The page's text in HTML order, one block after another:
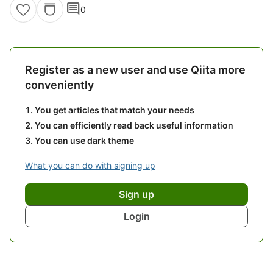
comment0
Register as a new user and use Qiita more
conveniently
You get articles that match your needs
You can efficiently read back useful information
You can use dark theme
What you can do with signing up
Sign up
Login